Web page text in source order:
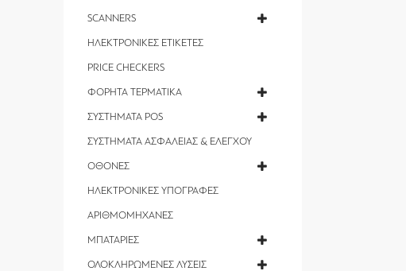
SCANNERS
ΗΛΕΚΤΡΟΝΙΚΕΣ ΕΤΙΚΕΤΕΣ
PRICE CHECKERS
ΦΟΡΗΤΑ ΤΕΡΜΑΤΙΚΑ
ΣΥΣΤΗΜΑΤΑ POS
ΣΥΣΤΗΜΑΤΑ ΑΣΦΑΛΕΙΑΣ & ΕΛΕΓΧΟΥ
ΟΘΟΝΕΣ
ΗΛΕΚΤΡΟΝΙΚΕΣ ΥΠΟΓΡΑΦΕΣ
ΑΡΙΘΜΟΜΗΧΑΝΕΣ
ΜΠΑΤΑΡΙΕΣ
ΟΛΟΚΛΗΡΩΜΕΝΕΣ ΛΥΣΕΙΣ